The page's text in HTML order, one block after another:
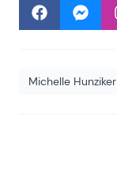
Michelle Hunziker